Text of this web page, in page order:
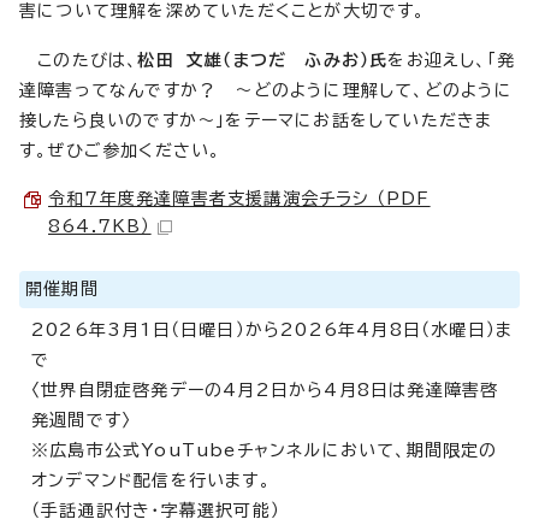
害について理解を深めていただくことが大切です。
このたびは、松田 文雄（まつだ ふみお）氏をお迎えし、「発
達障害ってなんですか？ ～どのように理解して、どのように
接したら良いのですか～」をテーマにお話をしていただきま
す。ぜひご参加ください。
令和7年度発達障害者支援講演会チラシ （PDF
864.7KB）
開催期間
2026年3月1日（日曜日）から2026年4月8日（水曜日）ま
で
〈世界自閉症啓発デーの4月2日から4月8日は発達障害啓
発週間です〉
※広島市公式YouTubeチャンネルにおいて、期間限定の
オンデマンド配信を行います。
（手話通訳付き・字幕選択可能）